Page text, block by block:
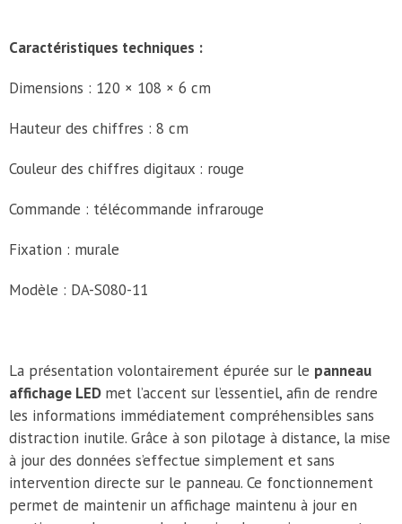
Caractéristiques techniques :
Dimensions : 120 × 108 × 6 cm
Hauteur des chiffres : 8 cm
Couleur des chiffres digitaux : rouge
Commande : télécommande infrarouge
Fixation : murale
Modèle : DA-S080-11
La présentation volontairement épurée sur le panneau
affichage LED met l’accent sur l’essentiel, afin de rendre
les informations immédiatement compréhensibles sans
distraction inutile. Grâce à son pilotage à distance, la mise
à jour des données s’effectue simplement et sans
intervention directe sur le panneau. Ce fonctionnement
permet de maintenir un affichage maintenu à jour en